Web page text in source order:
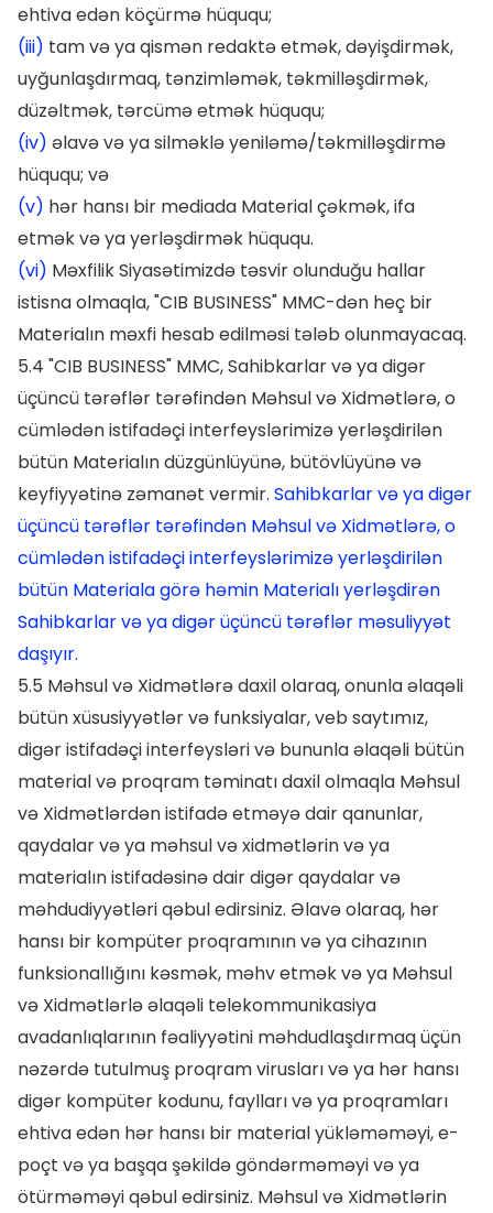
ehtiva edən köçürmə hüququ;
(iii) tam və ya qismən redaktə etmək, dəyişdirmək,
uyğunlaşdırmaq, tənzimləmək, təkmilləşdirmək,
düzəltmək, tərcümə etmək hüququ;
(iv) əlavə və ya silməklə yeniləmə/təkmilləşdirmə
hüququ; və
(v) hər hansı bir mediada Material çəkmək, ifa
etmək və ya yerləşdirmək hüququ.
(vi) Məxfilik Siyasətimizdə təsvir olunduğu hallar
istisna olmaqla, "CIB BUSINESS" MMC-dən heç bir
Materialın məxfi hesab edilməsi tələb olunmayacaq.
5.4 "CIB BUSINESS" MMC, Sahibkarlar və ya digər
üçüncü tərəflər tərəfindən Məhsul və Xidmətlərə, o
cümlədən istifadəçi interfeyslərimizə yerləşdirilən
bütün Materialın düzgünlüyünə, bütövlüyünə və
keyfiyyətinə zəmanət vermir. Sahibkarlar və ya digər
üçüncü tərəflər tərəfindən Məhsul və Xidmətlərə, o
cümlədən istifadəçi interfeyslərimizə yerləşdirilən
bütün Materiala görə həmin Materialı yerləşdirən
Sahibkarlar və ya digər üçüncü tərəflər məsuliyyət
daşıyır.
5.5 Məhsul və Xidmətlərə daxil olaraq, onunla əlaqəli
bütün xüsusiyyətlər və funksiyalar, veb saytımız,
digər istifadəçi interfeysləri və bununla əlaqəli bütün
material və proqram təminatı daxil olmaqla Məhsul
və Xidmətlərdən istifadə etməyə dair qanunlar,
qaydalar və ya məhsul və xidmətlərin və ya
materialın istifadəsinə dair digər qaydalar və
məhdudiyyətləri qəbul edirsiniz. Əlavə olaraq, hər
hansı bir kompüter proqramının və ya cihazının
funksionallığını kəsmək, məhv etmək və ya Məhsul
və Xidmətlərlə əlaqəli telekommunikasiya
avadanlıqlarının fəaliyyətini məhdudlaşdırmaq üçün
nəzərdə tutulmuş proqram virusları və ya hər hansı
digər kompüter kodunu, faylları və ya proqramları
ehtiva edən hər hansı bir material yükləməməyi, e-
poçt və ya başqa şəkildə göndərməməyi və ya
ötürməməyi qəbul edirsiniz. Məhsul və Xidmətlərin